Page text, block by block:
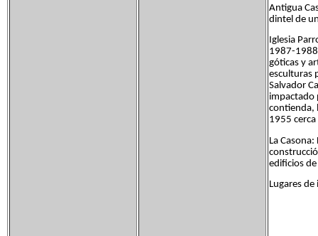
Antigua
dintel de
Iglesia
1987-
góticas y
esculturas
Salvador
impactado
contienda,
1955
La
edificios
Lugares